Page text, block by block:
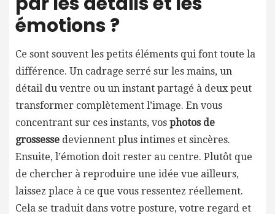
émotions ?
Ce sont souvent les petits éléments qui font toute la
différence. Un cadrage serré sur les mains, un
détail du ventre ou un instant partagé à deux peut
transformer complètement l’image. En vous
concentrant sur ces instants, vos photos de
grossesse deviennent plus intimes et sincères.
Ensuite, l’émotion doit rester au centre. Plutôt que
de chercher à reproduire une idée vue ailleurs,
laissez place à ce que vous ressentez réellement.
Cela se traduit dans votre posture, votre regard et